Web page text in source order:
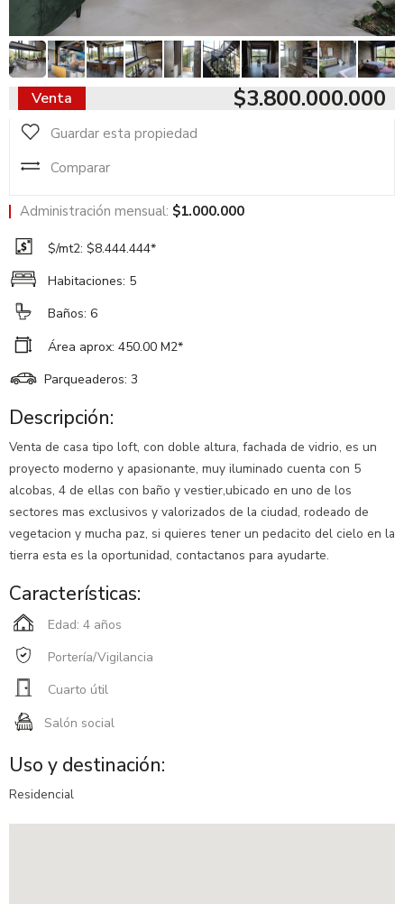
Venta $3.800.000.000
Guardar esta propiedad
Comparar
Administración mensual: $1.000.000
$/mt2: $8.444.444*
Habitaciones: 5
Baños: 6
Área aprox: 450.00 M2*
Parqueaderos: 3
Descripción:
Venta de casa tipo loft, con doble altura, fachada de vidrio, es un
proyecto moderno y apasionante, muy iluminado cuenta con 5
alcobas, 4 de ellas con baño y vestier,ubicado en uno de los
sectores mas exclusivos y valorizados de la ciudad, rodeado de
vegetacion y mucha paz, si quieres tener un pedacito del cielo en la
tierra esta es la oportunidad, contactanos para ayudarte.
Características:
Edad: 4 años
Portería/Vigilancia
Cuarto útil
Salón social
Uso y destinación:
Residencial